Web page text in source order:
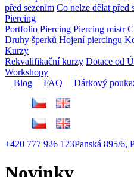
před sezením Co nelze dělat před
Piercing
Portfolio Piercing Piercing mistr
Druhy šperků Hojení piercingu
Kurzy
Rekvalifikační kurzy ⁠Dotace od
Workshopy
Blog
FAQ Dárkový
+420 777 926 123Panská 895/6,